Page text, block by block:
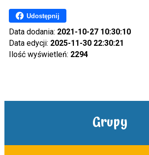
Udostępnij
Data dodania: 2021-10-27 10:30:10
Data edycji: 2025-11-30 22:30:21
Ilość wyświetleń: 2294
Grupy